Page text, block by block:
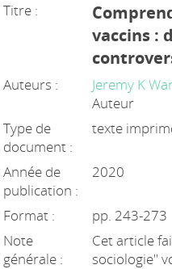
Titre :
vaccins :
Auteurs : Jeremy K
Auteur
Type de
document :
texte
Année de
publication :
2020
Format :
pp. 243-273
Note
générale :
Cet article
sociologie"